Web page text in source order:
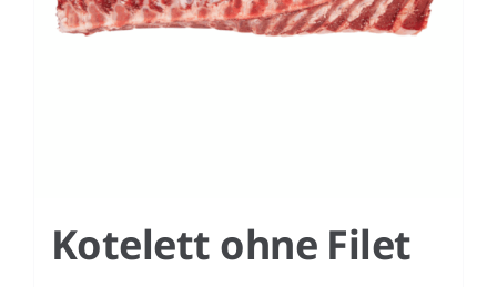
Kotelett ohne Filet